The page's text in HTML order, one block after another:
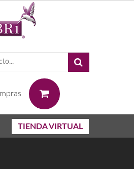
TIENDA VIRTUAL